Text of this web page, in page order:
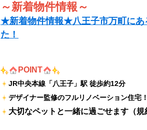
～新着物件情報～
★新着物件情報★八王子市万町にあ
た！
POINT
JR中央本線「八王子」駅 徒歩約12分
デザイナー監修のフルリノベーション住宅！
大切なペットと一緒に過ごせます（規